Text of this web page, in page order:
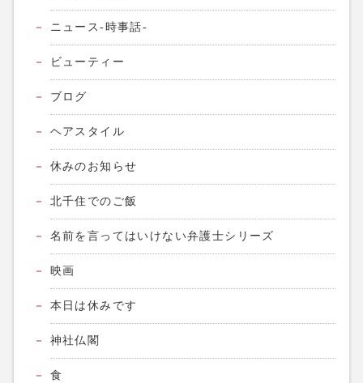
ニュース-時事話-
ビューティー
ブログ
ヘアスタイル
休みのお知らせ
北千住でのご飯
名前を言ってはいけない弁護士シリーズ
映画
本日は休みです
神社仏閣
食